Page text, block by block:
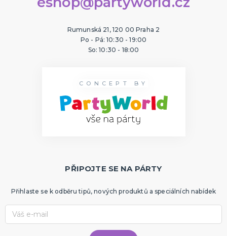
Rumunská 21, 120 00 Praha 2
Po - Pá: 10:30 - 19:00
So: 10:30 - 18:00
CONCEPT BY
PŘIPOJTE SE NA PÁRTY
Přihlaste se k odběru tipů, nových produktů a speciálních nabídek